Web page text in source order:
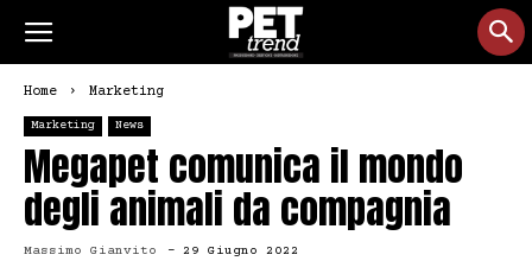
Home Marketing
Marketing News
Megapet comunica il mondo
degli animali da compagnia
Massimo Gianvito - 29 Giugno 2022